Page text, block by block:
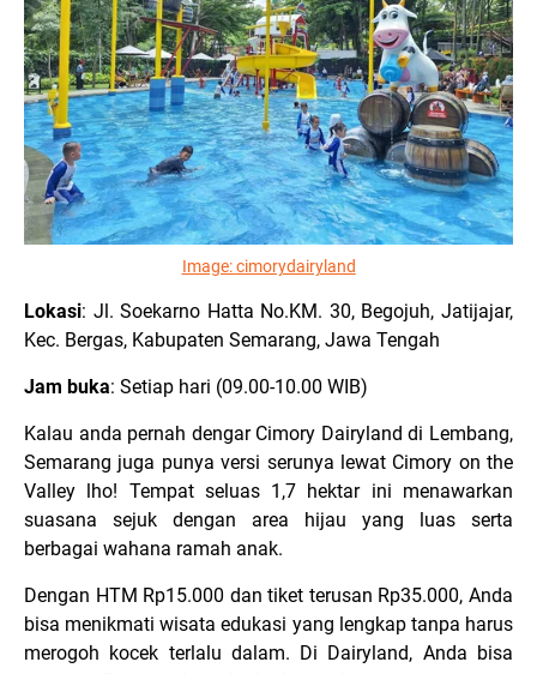
Image:cimorydairyland
Lokasi: Jl. Soekarno Hatta No.KM. 30, Begojuh, Jatijajar,
Kec. Bergas, Kabupaten Semarang, Jawa Tengah
Jam buka: Setiap hari (09.00-10.00 WIB)
Kalau anda pernah dengar Cimory Dairyland di Lembang,
Semarang juga punya versi serunya lewat Cimory on the
Valley lho! Tempat seluas 1,7 hektar ini menawarkan
suasana sejuk dengan area hijau yang luas serta
berbagai wahana ramah anak.
Dengan HTM Rp15.000 dan tiket terusan Rp35.000, Anda
bisa menikmati wisata edukasi yang lengkap tanpa harus
merogoh kocek terlalu dalam. Di Dairyland, Anda bisa